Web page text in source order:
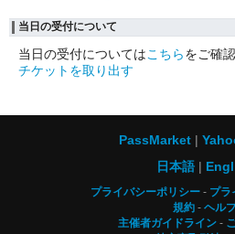
当日の受付について
当日の受付についてはこちらをご確
チケットを取り出す
PassMarket
日本語
プライバシーポリシー
プラ
規約
ヘル
主催者ガイドライン